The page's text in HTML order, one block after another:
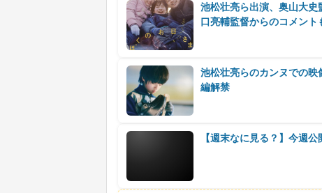
池松壮亮ら出演、奥山大
口亮輔監督からのコメント
池松壮亮らのカンヌでの
編解禁
【週末なに見る？】今週